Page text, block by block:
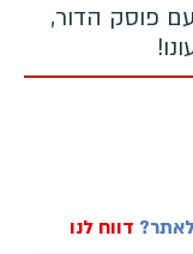
פוסק הדור,
דווח לנו